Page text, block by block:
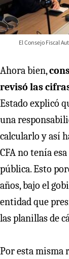
El Consejo Fiscal
Ahora bien,
revisó las
Estado explicó
una
calcularlo y así
CFA no tenía
pública. Esto
años, bajo el
entidad que
las planillas de
Por esta misma